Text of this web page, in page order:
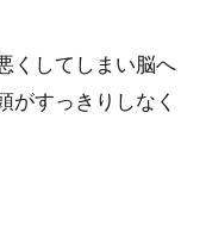
くしてしまい脳へ
がすっきりしなく